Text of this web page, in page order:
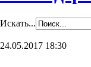
Искать...
24.05.2017 18:30